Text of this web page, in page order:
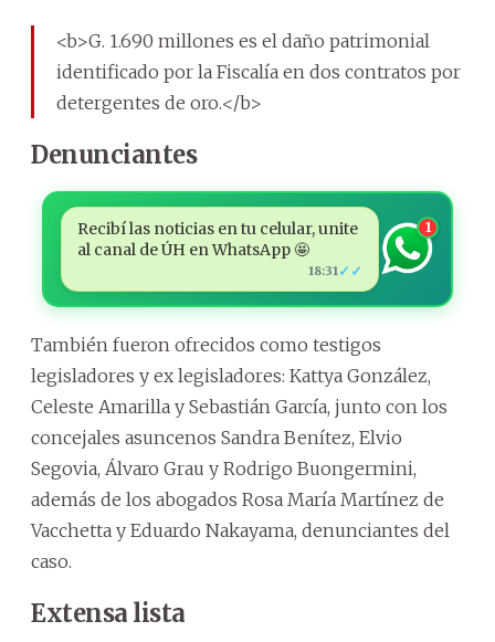
<b>G. 1.690 millones es el daño patrimonial
identificado por la Fiscalía en dos contratos por
detergentes de oro.</b>
Denunciantes
Recibí las noticias en tu celular, unite
al canal de ÚH en WhatsApp 🤩
18:31 ✓✓
1
También fueron ofrecidos como testigos
legisladores y ex legisladores: Kattya González,
Celeste Amarilla y Sebastián García, junto con los
concejales asuncenos Sandra Benítez, Elvio
Segovia, Álvaro Grau y Rodrigo Buongermini,
además de los abogados Rosa María Martínez de
Vacchetta y Eduardo Nakayama, denunciantes del
caso.
Extensa lista